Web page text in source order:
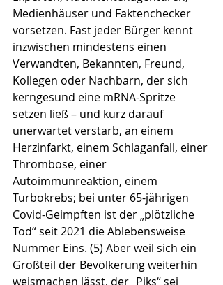
Medienhäuser und Faktenchecker
vorsetzen. Fast jeder Bürger kennt
inzwischen mindestens einen
Verwandten, Bekannten, Freund,
Kollegen oder Nachbarn, der sich
kerngesund eine mRNA-Spritze
setzen ließ – und kurz darauf
unerwartet verstarb, an einem
Herzinfarkt, einem Schlaganfall, einer
Thrombose, einer
Autoimmunreaktion, einem
Turbokrebs; bei unter 65-jährigen
Covid-Geimpften ist der „plötzliche
Tod“ seit 2021 die Ablebensweise
Nummer Eins. (5) Aber weil sich ein
Großteil der Bevölkerung weiterhin
weismachen lässt, der „Piks“ sei